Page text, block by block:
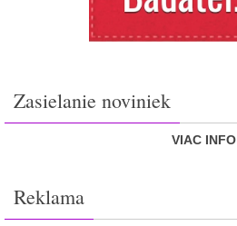
Zasielanie noviniek
VIAC INFO
Reklama